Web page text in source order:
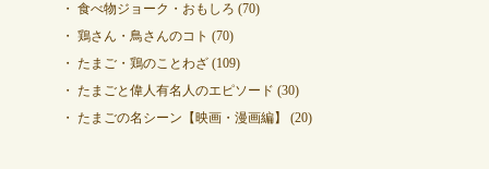
食べ物ジョーク・おもしろ (70)
鶏さん・鳥さんのコト (70)
たまご・鶏のことわざ(109)
たまごと偉人有名人のエピソード (30)
たまごの名シーン【映画・漫画編】
(20)